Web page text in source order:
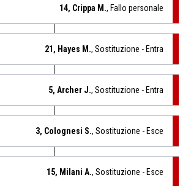
14, Crippa M., Fallo personale
21, Hayes M., Sostituzione - Entra
5, Archer J., Sostituzione - Entra
3, Colognesi S., Sostituzione - Esce
15, Milani A., Sostituzione - Esce